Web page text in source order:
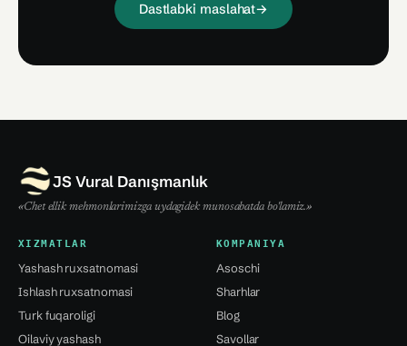
Dastlabki maslahat→
JS Vural Danışmanlık
«Chet ellik mehmonlarimizga uydagidek munosabatda bo'lamiz.»
XIZMATLAR
Yashash ruxsatnomasi
Ishlash ruxsatnomasi
Turk fuqaroligi
Oilaviy yashash
KOMPANIYA
Asoschi
Sharhlar
Blog
Savollar